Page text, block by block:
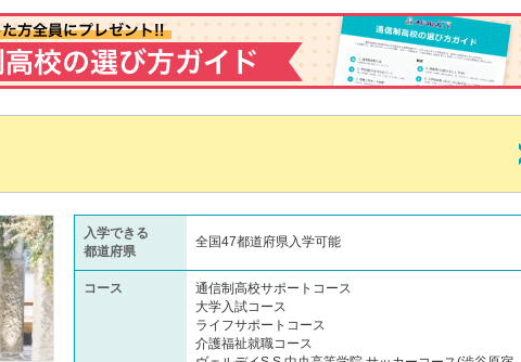
入学できる
都道府県
全国47都道府県入学可能
コース
通信制高校サポートコース
大学入試コース
ライフサポートコース
介護福祉就職コース